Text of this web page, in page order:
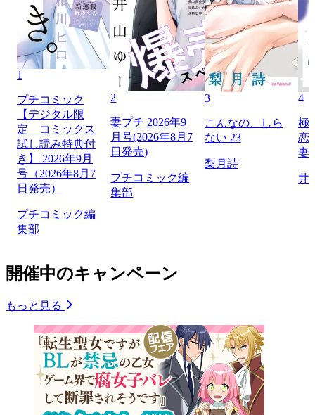
1
プチコミック
【デジタル限
定 コミックス
試し読み特典付
き】 2026年9月
号（2026年8月7
日発売）
プチコミック編
集部
2
妻プチ 2026年9
月号(2026年8月7
日発売)
プチコミック編
集部
3
こんなの、しら
ない 23
梨月詩
4
極
恋
妻
井
開催中のキャンペーン
もっと見る